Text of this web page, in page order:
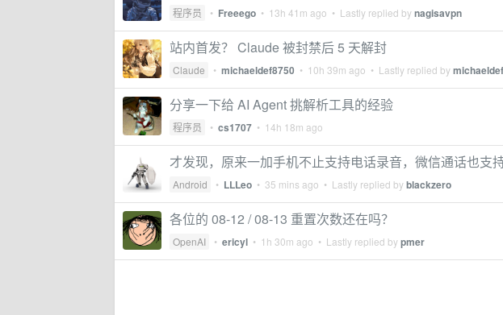
程序员 • Freeego • 13h 41m ago • Lastly replied bynagisavpn
站内首发？ Claude 被封禁后 5 天解封
Claude • michaeldef8750 • 10h 39m ago • Lastly replied by
分享一下给 AI Agent 挑解析工具的经验
程序员 • cs1707 • 14h 18m ago
才发现，原来一加手机不止支持电话录音，微信通话也支
Android • LLLeo • 35 mins ago • Lastly replied byblackzero
各位的 08-12 / 08-13 重置次数还在吗？
OpenAI • ericyl • 1h 30m ago • Lastly replied bypmer